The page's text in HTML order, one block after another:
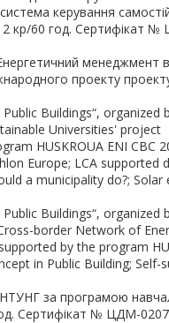
система керування
2 кр/60 год. Сертифікат
менеджмент
проекту
Buildings“, organized
Universities' project
HUSKROUA ENI CBC
Europe; LCA supported
a municipality do?; Solar
Buildings“, organized
border Network of
by the program
in Public Building; Self-
за програмою
Сертифікат № ЦДМ-